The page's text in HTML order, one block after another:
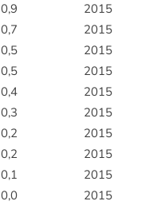
0,9
2015
0,7
2015
0,5
2015
0,5
2015
0,4
2015
0,3
2015
0,2
2015
0,2
2015
0,1
2015
0,0
2015